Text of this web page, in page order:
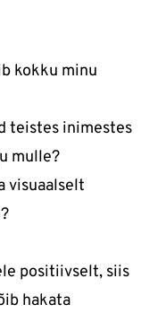
kokku minu
teistes inimestes
mulle?
visuaalselt
positiivselt, siis
hakata